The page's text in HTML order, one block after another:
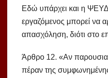
Εδώ υπάρχει και η
εργαζόμενος μπορεί να
απασχόληση, διότι στο
Άρθρο 12. «Αν
πέραν της